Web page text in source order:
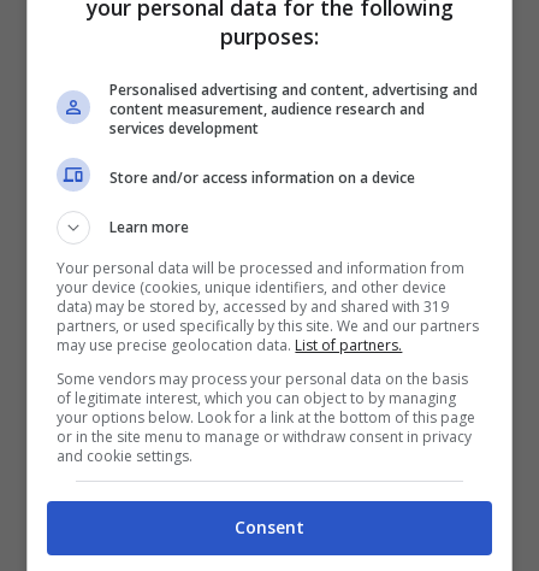
Arrivano le prime critiche social contro De
sul tecnico. Si allontana sempre di più la
Champions?
I tifosi social sono i “Mourinho’s”,
sostenitori che non tifavano più la Roma
ma il “Mister delle scuse“. De Rossi ha
parlato con i risultati ed eccoli qua. Da non
dimenticare il derby vinto visto che Jose
ne aveva perso 4 su 6. Ha eliminato il
Milan in Europa League, squadra che ci ha
your personal data for the following
purposes:
Personalised advertising and content, advertising and
content measurement, audience research and
services development
Store and/or access information on a device
Learn more
Your personal data will be processed and information from
your device (cookies, unique identifiers, and other device
data) may be stored by, accessed by and shared with 319
partners, or used specifically by this site. We and our partners
may use precise geolocation data. List of partners.
Some vendors may process your personal data on the basis
of legitimate interest, which you can object to by managing
your options below. Look for a link at the bottom of this page
or in the site menu to manage or withdraw consent in privacy
and cookie settings.
Consent